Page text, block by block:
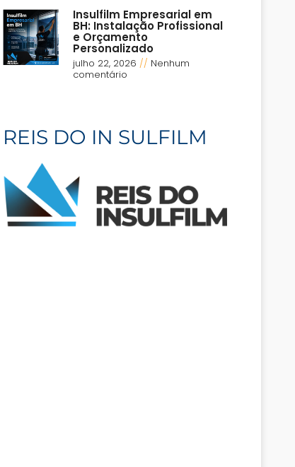
Insulfilm Empresarial em
BH: Instalação Profissional
e Orçamento
Personalizado
julho 22, 2026
Nenhum
comentário
REIS DO IN SULFILM